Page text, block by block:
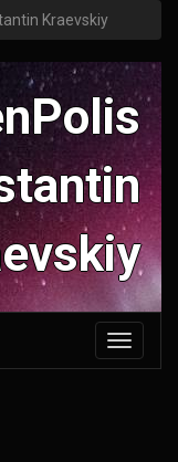
Kraevskiy
greenpolis.pl